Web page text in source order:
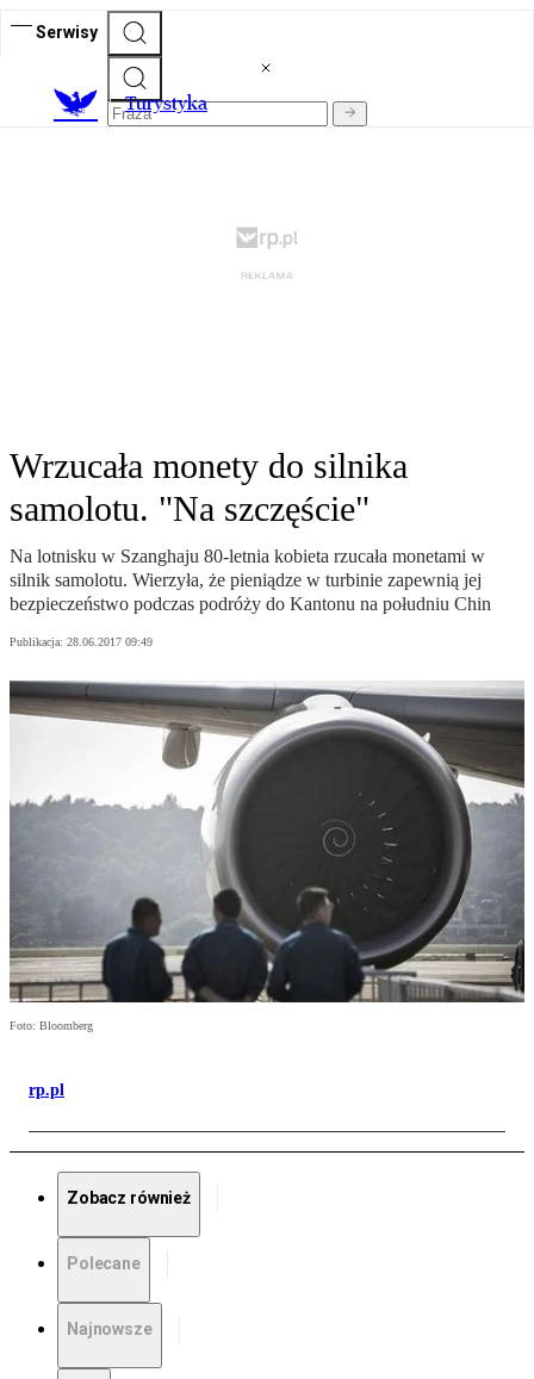
Serwisy
Turystyka
Wrzucała monety do silnika
samolotu. "Na szczęście"
Na lotnisku w Szanghaju 80-letnia kobieta rzucała monetami w
silnik samolotu. Wierzyła, że pieniądze w turbinie zapewnią jej
bezpieczeństwo podczas podróży do Kantonu na południu Chin
Publikacja: 28.06.2017 09:49
Foto: Bloomberg
rp.pl
Zobacz również
Polecane
Najnowsze